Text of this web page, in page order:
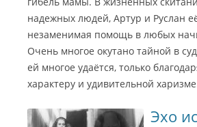
надежных людей, Артур и Руслан
незаменимая помощь в любых
Очень многое окутано тайной в
ей многое удаётся, только
характеру и удивительной
Эхо